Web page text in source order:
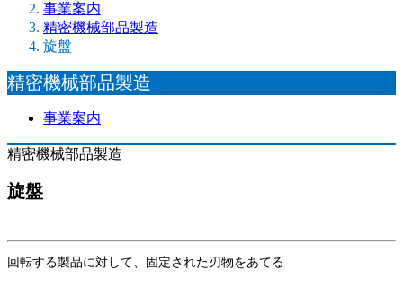
事業案内
精密機械部品製造
旋盤
精密機械部品製造
事業案内
精密機械部品製造
旋盤
回転する製品に対して、固定された刃物をあてる